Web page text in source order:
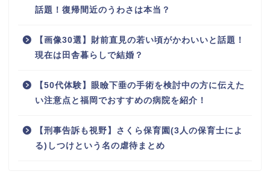
話題！復帰間近のうわさは本当？
【画像30選】財前直見の若い頃がかわいいと話題！
現在は田舎暮らしで結婚？
【50代体験】眼瞼下垂の手術を検討中の方に伝えた
い注意点と福岡でおすすめの病院を紹介！
【刑事告訴も視野】さくら保育園(3人の保育士によ
る)しつけという名の虐待まとめ